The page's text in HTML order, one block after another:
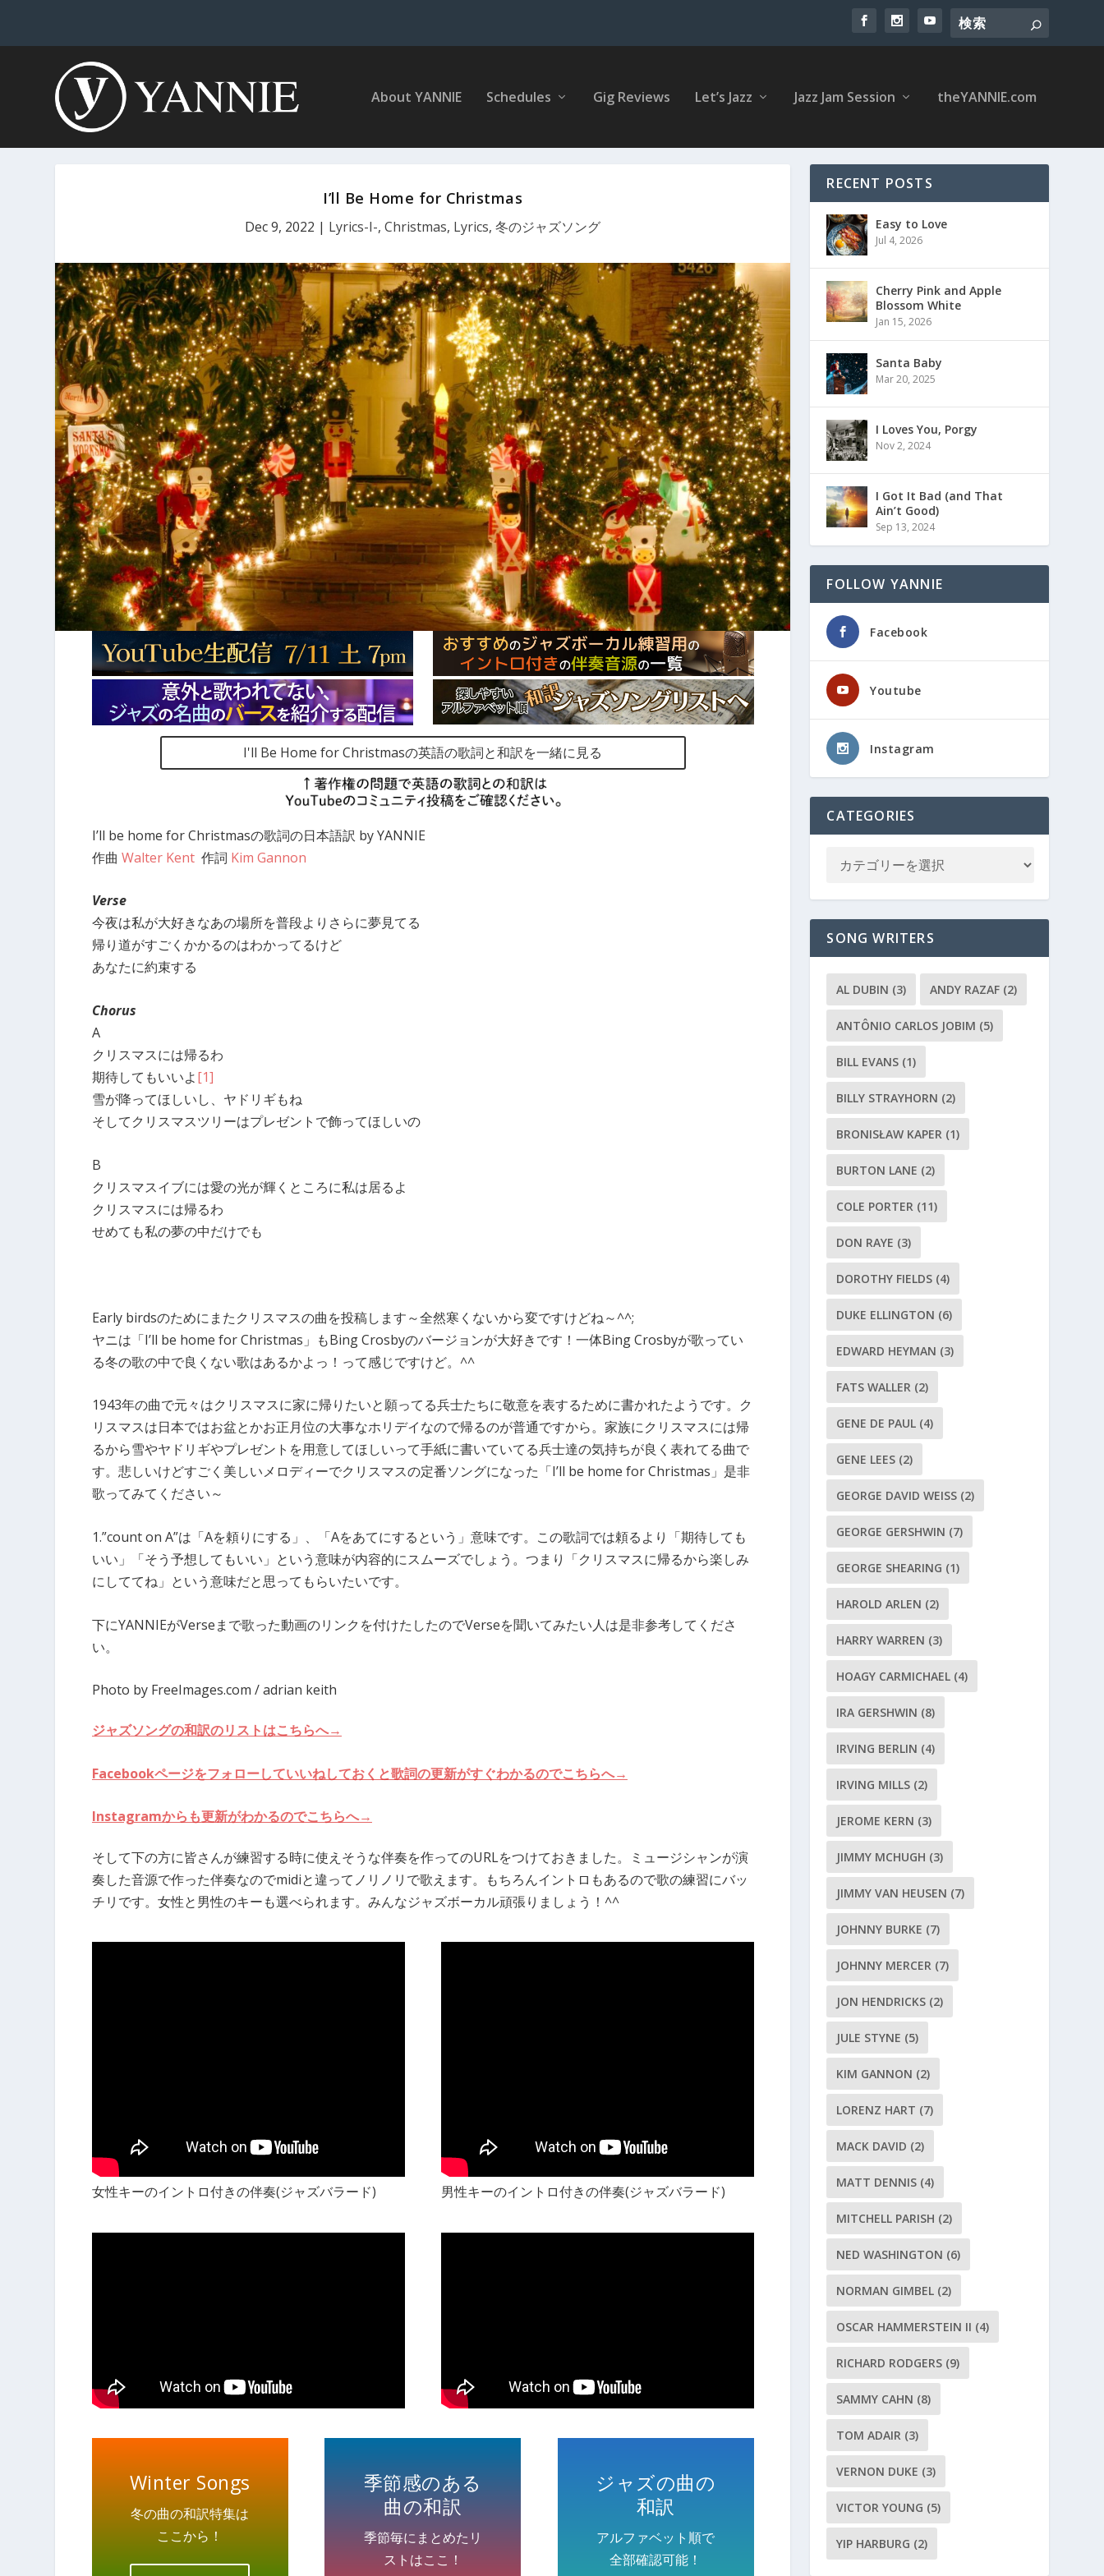
About YANNIE Schedules Gig Reviews Let’s Jazz Jazz Jam Session theYANNIE.com
I’ll Be Home for Christmas
Dec 9, 2022 | Lyrics-I-,Christmas, Lyrics,冬のジャズソング
I'll Be Home for Christmasの英語の歌詞と和訳を一緒に見る
I’ll be home for Christmasの歌詞の日本語訳 by YANNIE​
作曲 Walter Kent 作詞 Kim Gannon
Verse
今夜は私が大好きなあの場所を普段よりさらに夢見てる
帰り道がすごくかかるのはわかってるけど
あなたに約束する
Chorus
A
クリスマスには帰るわ
期待してもいいよ[1]
雪が降ってほしいし、ヤドリギもね
そしてクリスマスツリーはプレゼントで飾ってほしいの
B
クリスマスイブには愛の光が輝くところに私は居るよ
クリスマスには帰るわ
せめても私の夢の中だけでも
Early birdsのためにまたクリスマスの曲を投稿します～全然寒くないから変ですけどね～^^;
ヤニは「I’ll be home for Christmas」もBing Crosbyのバージョンが大好きです！一体Bing Crosbyが歌ってい
る冬の歌の中で良くない歌はあるかよっ！って感じですけど。^^
1943年の曲で元々はクリスマスに家に帰りたいと願ってる兵士たちに敬意を表するために書かれたようです。ク
リスマスは日本ではお盆とかお正月位の大事なホリデイなので帰るのが普通ですから。家族にクリスマスには帰
るから雪やヤドリギやプレゼントを用意してほしいって手紙に書いていてる兵士達の気持ちが良く表れてる曲で
す。悲しいけどすごく美しいメロディーでクリスマスの定番ソングになった「I’ll be home for Christmas」是非
歌ってみてください～
1.”count on A”は「Aを頼りにする」、「Aをあてにするという」意味です。この歌詞では頼るより「期待しても
いい」「そう予想してもいい」という意味が内容的にスムーズでしょう。つまり「クリスマスに帰るから楽しみ
にしててね」という意味だと思ってもらいたいです。
下にYANNIEがVerseまで歌った動画のリンクを付けたしたのでVerseを聞いてみたい人は是非参考してくださ
い。
Photo by FreeImages.com / adrian keith
ジャズソングの和訳のリストはこちらへ→
Facebookページをフォローしていいねしておくと歌詞の更新がすぐわかるのでこちらへ→
Instagramからも更新がわかるのでこちらへ→
そして下の方に皆さんが練習する時に使えそうな伴奏を作ってのURLをつけておきました。ミュージシャンが演
奏した音源で作った伴奏なのでmidiと違ってノリノリで歌えます。もちろんイントロもあるので歌の練習にバッ
チリです。女性と男性のキーも選べられます。みんなジャズボーカル頑張りましょう！ ^^
女性キーのイントロ付きの伴奏(ジャズバラード) 男性キーのイントロ付きの伴奏(ジャズバラード)
Winter Songs
冬の曲の和訳特集は
ここから！
季節感のある
曲の和訳
季節毎にまとめたリ
ストはここ！
ジャズの曲の
和訳
アルファベット順で
全部確認可能！
RECENT POSTS
Easy to Love
Jul 4, 2026
Cherry Pink and Apple
Blossom White
Jan 15, 2026
Santa Baby
Mar 20, 2025
I Loves You, Porgy
Nov 2, 2024
I Got It Bad (and That
Ain’t Good)
Sep 13, 2024
FOLLOW YANNIE
Facebook
Youtube
Instagram
CATEGORIES
SONG WRITERS
AL DUBIN (3) ANDY RAZAF (2)
ANTÔNIO CARLOS JOBIM (5)
BILL EVANS (1)
BILLY STRAYHORN (2)
BRONISŁAW KAPER (1)
BURTON LANE (2)
COLE PORTER (11)
DON RAYE (3)
DOROTHY FIELDS (4)
DUKE ELLINGTON (6)
EDWARD HEYMAN (3)
FATS WALLER (2)
GENE DE PAUL (4)
GENE LEES (2)
GEORGE DAVID WEISS (2)
GEORGE GERSHWIN (7)
GEORGE SHEARING (1)
HAROLD ARLEN (2)
HARRY WARREN (3)
HOAGY CARMICHAEL (4)
IRA GERSHWIN (8)
IRVING BERLIN (4)
IRVING MILLS (2)
JEROME KERN (3)
JIMMY MCHUGH (3)
JIMMY VAN HEUSEN (7)
JOHNNY BURKE (7)
JOHNNY MERCER (7)
JON HENDRICKS (2)
JULE STYNE (5)
KIM GANNON (2)
LORENZ HART (7)
MACK DAVID (2)
MATT DENNIS (4)
MITCHELL PARISH (2)
NED WASHINGTON (6)
NORMAN GIMBEL (2)
OSCAR HAMMERSTEIN II (4)
RICHARD RODGERS (9)
SAMMY CAHN (8)
TOM ADAIR (3)
VERNON DUKE (3)
VICTOR YOUNG (5)
YIP HARBURG (2)